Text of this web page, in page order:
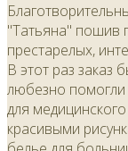
"Татьяна" пошив
престарелых,
В этот раз заказ
любезно
для
красивыми